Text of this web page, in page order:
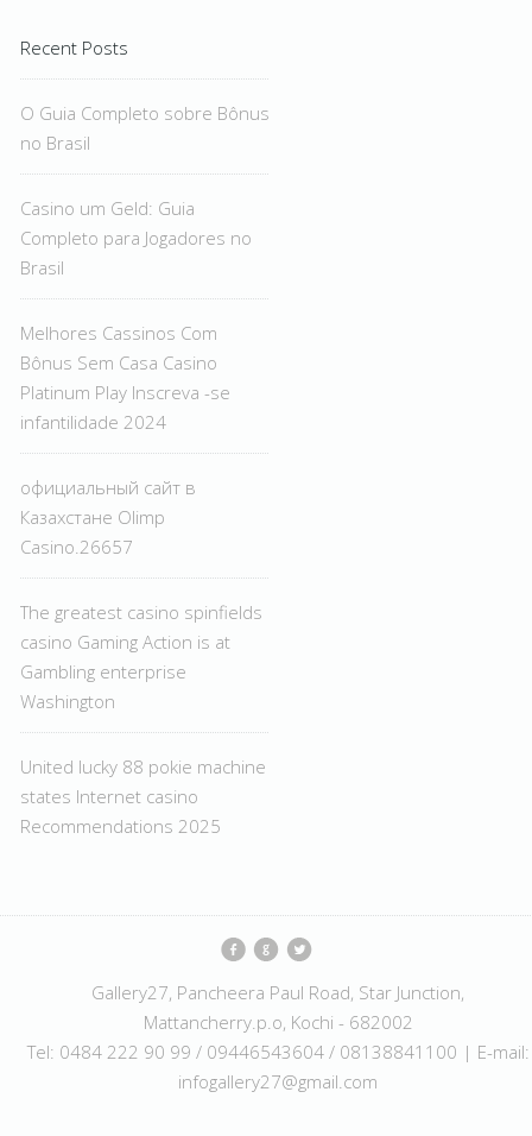
Recent Posts
O Guia Completo sobre Bônus
no Brasil
Casino um Geld: Guia
Completo para Jogadores no
Brasil
Melhores Cassinos Com
Bônus Sem Casa Casino
Platinum Play Inscreva -se
infantilidade 2024
официальный сайт в
Казахстане Olimp
Casino.26657
The greatest casino spinfields
casino Gaming Action is at
Gambling enterprise
Washington
United lucky 88 pokie machine
states Internet casino
Recommendations 2025
Gallery27, Pancheera Paul Road, Star Junction,
Mattancherry.p.o, Kochi - 682002
Tel: 0484 222 90 99 / 09446543604 / 08138841100 | E-mail:
infogallery27@gmail.com